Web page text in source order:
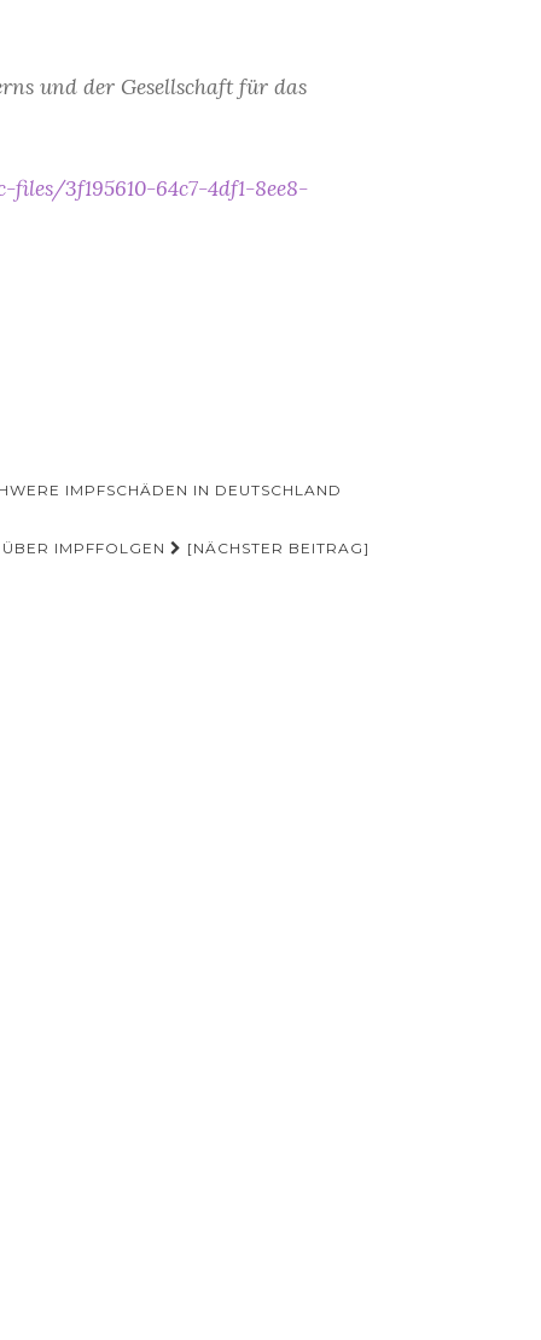
und der Gesellschaft für das
3f195610-64c7-4df1-8ee8-
IMPFSCHÄDEN IN DEUTSCHLAND
IMPFFOLGEN [NÄCHSTER BEITRAG]